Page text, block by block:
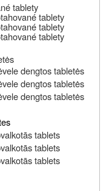
tablety
tablety
tablety
tablety
dengtos tabletės
dengtos tabletės
dengtos tabletės
tablets
tablets
tablets